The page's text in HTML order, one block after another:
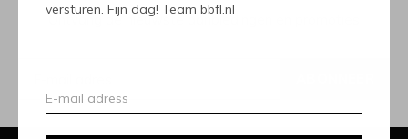
versturen. Fijn dag! Team bbfl.nl
Ontvang de nieuwste aanbiedingen en promoties